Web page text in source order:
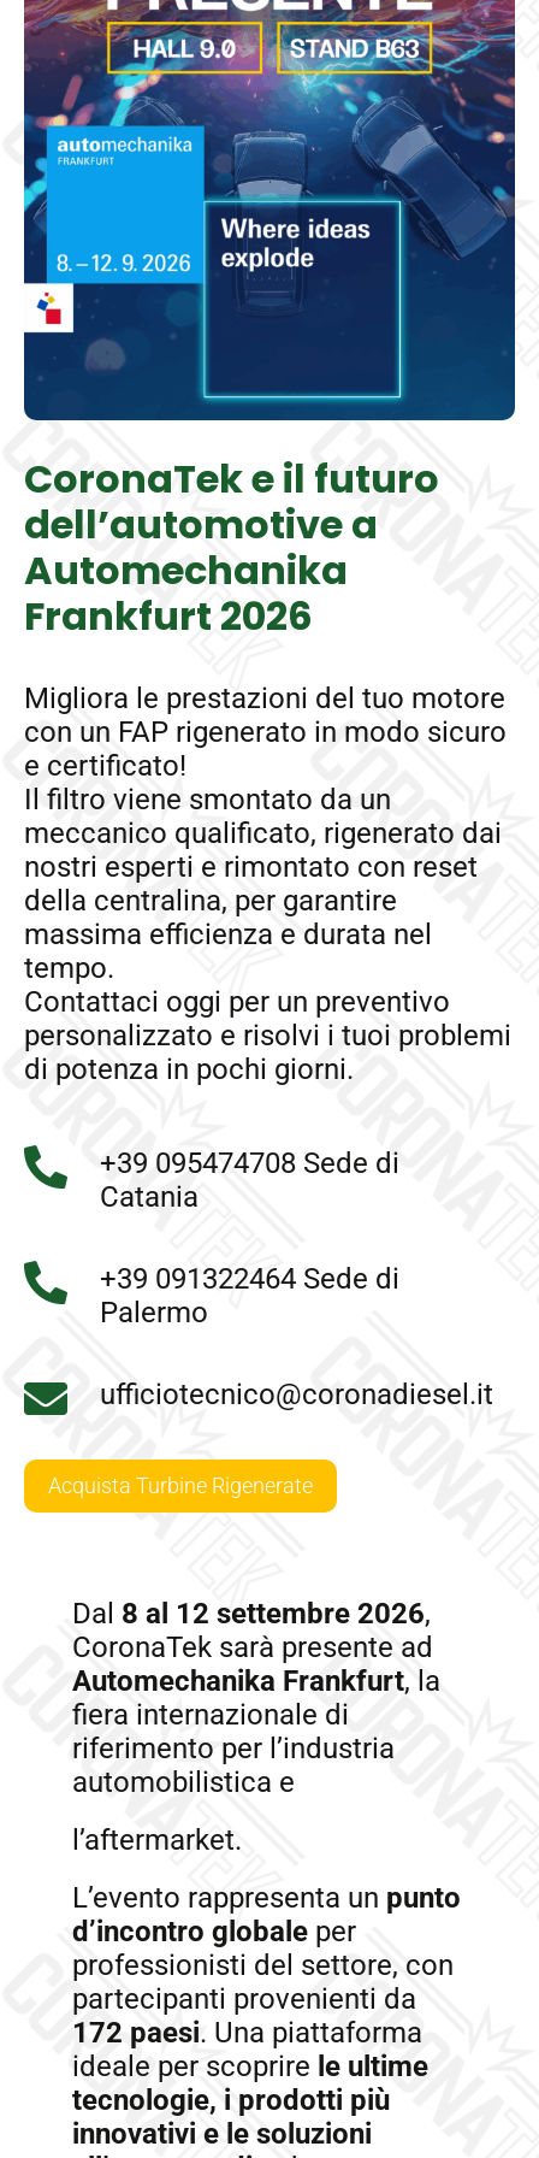
Galleria
Contatti
0 elementi
CoronaTek e il futuro
dell’automotive a
Automechanika
Frankfurt 2026
Migliora le prestazioni del tuo motore
con un FAP rigenerato in modo sicuro
e certificato!
Il filtro viene smontato da un
meccanico qualificato, rigenerato dai
nostri esperti e rimontato con reset
della centralina, per garantire
massima efficienza e durata nel
tempo.
Contattaci oggi per un preventivo
personalizzato e risolvi i tuoi problemi
di potenza in pochi giorni.
+39 095474708Sede di
Catania
+39 091322464Sede di
Palermo
ufficiotecnico@coronadiesel.it
Acquista Turbine Rigenerate
Dal 8 al 12 settembre 2026,
CoronaTek sarà presente ad
Automechanika Frankfurt, la
fiera internazionale di
riferimento per l’industria
automobilistica e
l’aftermarket.
L’evento rappresenta un punto
d’incontro globaleper
professionisti del settore, con
partecipanti provenienti da
172 paesi. Una piattaforma
ideale per scoprire le ultime
tecnologie, i prodotti più
innovativi e le soluzioni